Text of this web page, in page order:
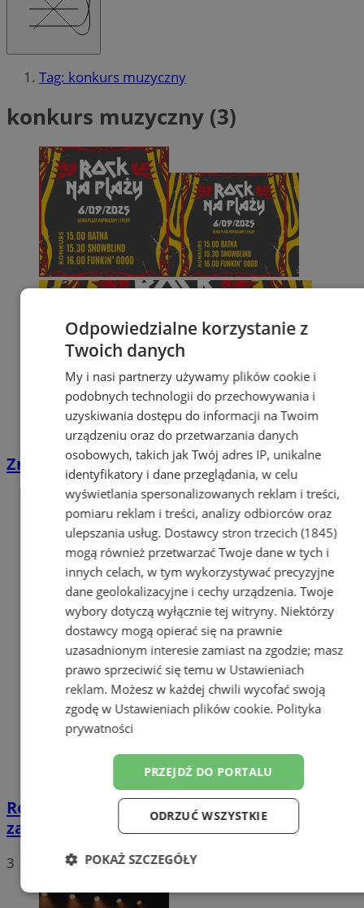
Tag: konkurs muzyczny
konkurs muzyczny (3)
Znamy finalistów Rock na Plaży 2025
Rock na Plaży 2025 - zgłoś swój zespół i
zagraj z Dżemem i Nocnym Kochankiem
3
Odpowiedzialne korzystanie z
Twoich danych
My i nasi partnerzy używamy plików cookie i
podobnych technologii do przechowywania i
uzyskiwania dostępu do informacji na Twoim
urządzeniu oraz do przetwarzania danych
osobowych, takich jak Twój adres IP, unikalne
identyfikatory i dane przeglądania, w celu
wyświetlania spersonalizowanych reklam i treści,
pomiaru reklam i treści, analizy odbiorców oraz
ulepszania usług. Dostawcy stron trzecich (1845)
mogą również przetwarzać Twoje dane w tych i
innych celach, w tym wykorzystywać precyzyjne
dane geolokalizacyjne i cechy urządzenia. Twoje
wybory dotyczą wyłącznie tej witryny. Niektórzy
dostawcy mogą opierać się na prawnie
uzasadnionym interesie zamiast na zgodzie; masz
prawo sprzeciwić się temu w Ustawieniach
reklam. Możesz w każdej chwili wycofać swoją
zgodę w Ustawieniach plików cookie. Polityka
prywatności
PRZEJDŹ DO PORTALU
ODRZUĆ WSZYSTKIE
POKAŻ SZCZEGÓŁY
Niezbędne Wydajność Targetowanie